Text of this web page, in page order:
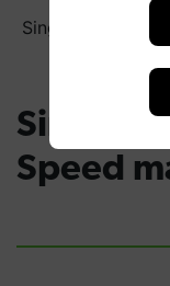
Singelskur- och
Speed